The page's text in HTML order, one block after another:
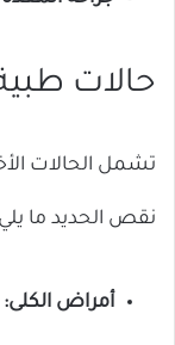
حالات
تشمل الحالات
نقص الحديد ما
أمراض الكلى: